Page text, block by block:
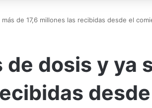
de 17,6 millones las recibidas desde el
dosis y ya